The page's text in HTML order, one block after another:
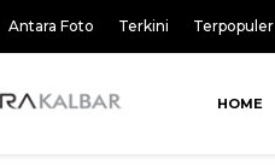
Antara Foto Terkini Terpopuler
HOME